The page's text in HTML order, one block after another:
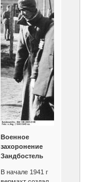
Военное
захоронение
Зандбостель
В начале 1941 г